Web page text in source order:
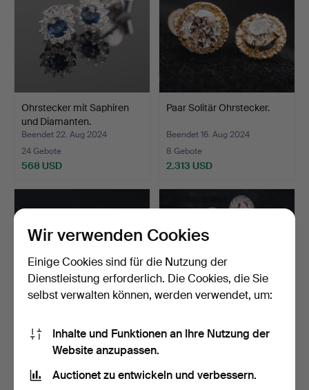
Ohrstecker mit Saphiren
und Diamanten.
Beendet 22. Aug 2024
24 Gebote
568 USD
Paar Solitär Ohrstecker.
Beendet 16. Aug 2024
8 Gebote
2.313 USD
Ohrringe mit Diamanten.
39 Gebote
Ohrringe mit Tumalinen,
Wir verwenden Cookies
Einige Cookies sind für die Nutzung der
Dienstleistung erforderlich. Die Cookies, die Sie
selbst verwalten können, werden verwendet, um:
Inhalte und Funktionen an Ihre Nutzung der
Website anzupassen.
Auctionet zu entwickeln und verbessern.